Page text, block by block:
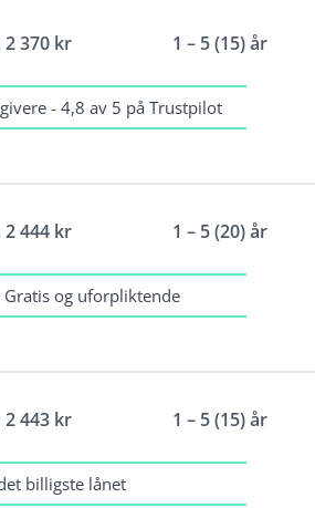
har
Nedbetalingstid: 1 - 15
Etableringsgebyr: 0 -
Effektiv Rente: 5,01% –
2 370 kr 1 – 5 (15) år
- 4,8 av 5 på Trustpilot
sikkerhet
Nedbetalingstid: 1 - 20
Etableringsgebyr: 950
Termingebyr: 40 kr
2 444 kr 1 – 5 (20) år
og uforpliktende
sikkerhet
Nedbetalingstid: 1-5
refinansiering)
2 443 kr 1 – 5 (15) år
billigste lånet